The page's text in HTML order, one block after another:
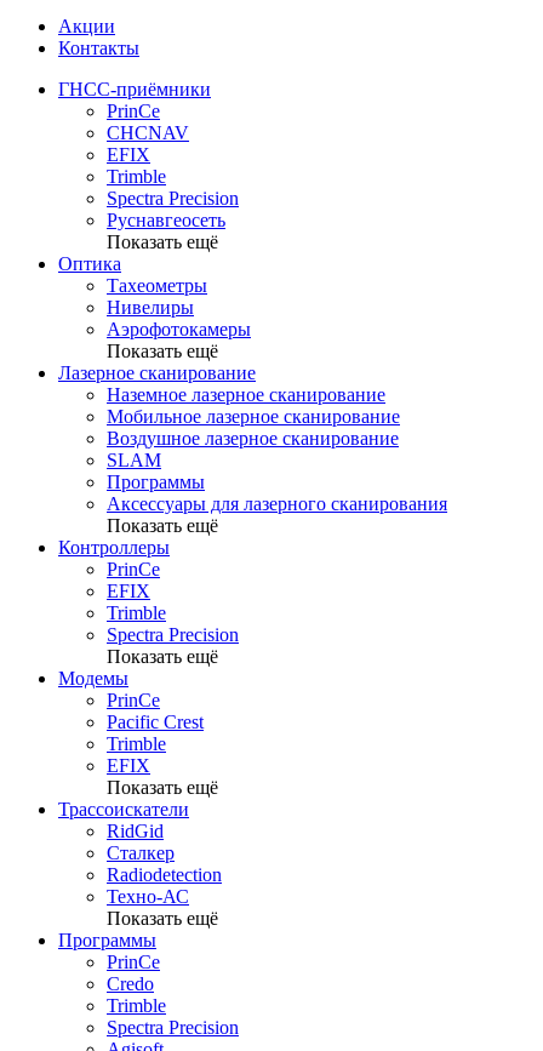
Акции
Контакты
ГНСС-приёмники
PrinCe
CHCNAV
EFIX
Trimble
Spectra Precision
Руснавгеосеть
Показать ещё
Оптика
Тахеометры
Нивелиры
Аэрофотокамеры
Показать ещё
Лазерное сканирование
Наземное лазерное сканирование
Мобильное лазерное сканирование
Воздушное лазерное сканирование
SLAM
Программы
Аксессуары для лазерного сканирования
Показать ещё
Контроллеры
PrinCe
EFIX
Trimble
Spectra Precision
Показать ещё
Модемы
PrinCe
Pacific Crest
Trimble
EFIX
Показать ещё
Трассоискатели
RidGid
Сталкер
Radiodetection
Техно-АС
Показать ещё
Программы
PrinCe
Credo
Trimble
Spectra Precision